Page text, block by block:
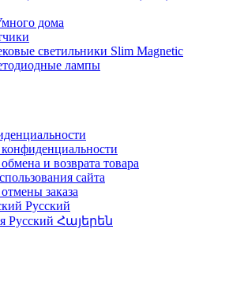
дома
светильники Slim Magnetic
лампы
и возврата товара
сайта
заказа
Русский
Հայերեն